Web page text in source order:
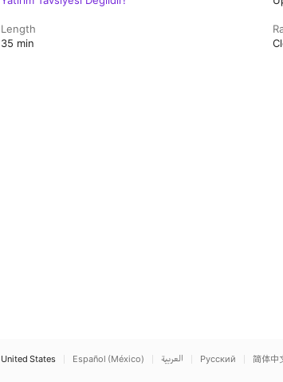
Length
35 min
United States Español (México) العربية Русский 简体中